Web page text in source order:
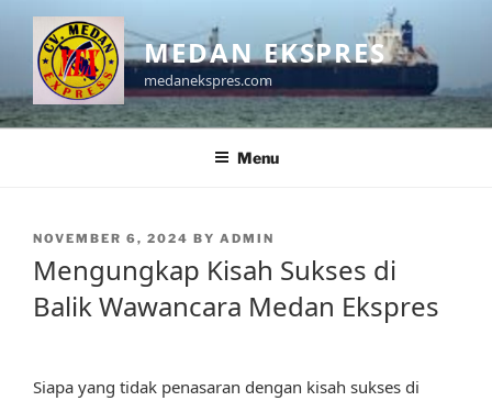
content
MEDAN EKSPRES
medanekspres.com
Menu
POSTED
NOVEMBER 6, 2024 BY ADMIN
Mengungkap Kisah Sukses di
Balik Wawancara Medan Ekspres
Siapa yang tidak penasaran dengan kisah sukses di